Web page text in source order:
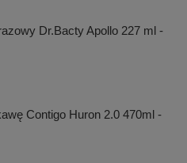
Dr.Bacty Apollo 227 ml -
Contigo Huron 2.0 470ml -